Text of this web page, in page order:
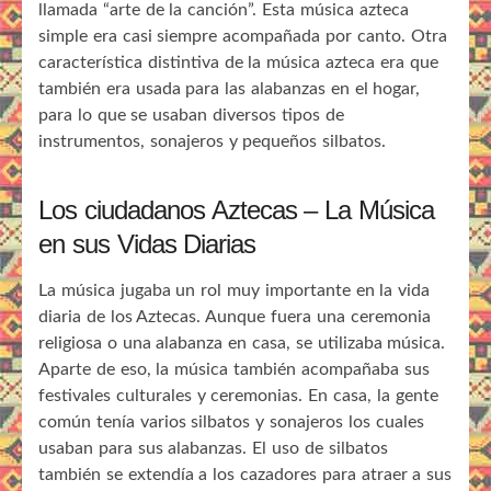
llamada “arte de la canción”. Esta música azteca
simple era casi siempre acompañada por canto. Otra
característica distintiva de la música azteca era que
también era usada para las alabanzas en el hogar,
para lo que se usaban diversos tipos de
instrumentos, sonajeros y pequeños silbatos.
Los ciudadanos Aztecas – La Música
en sus Vidas Diarias
La música jugaba un rol muy importante en la vida
diaria de los Aztecas. Aunque fuera una ceremonia
religiosa o una alabanza en casa, se utilizaba música.
Aparte de eso, la música también acompañaba sus
festivales culturales y ceremonias. En casa, la gente
común tenía varios silbatos y sonajeros los cuales
usaban para sus alabanzas. El uso de silbatos
también se extendía a los cazadores para atraer a sus